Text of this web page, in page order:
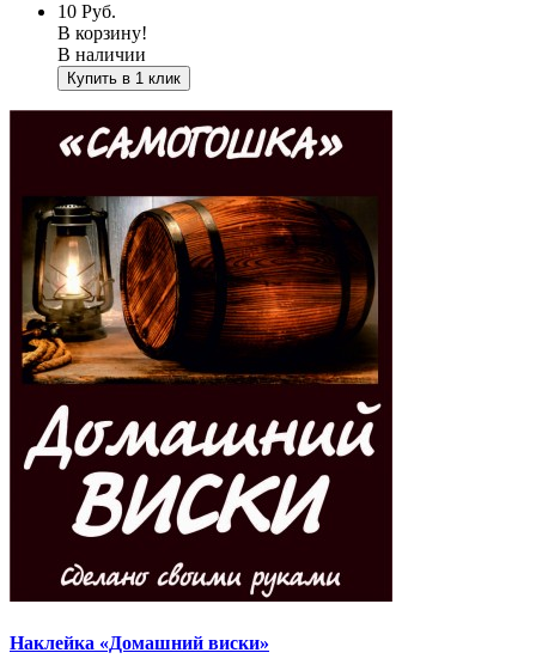
10 Руб.
В корзину!
В наличии
Купить в 1 клик
Наклейка «Домашний виски»